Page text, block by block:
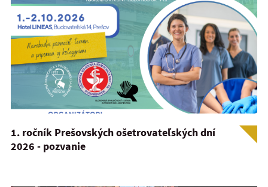
1. ročník Prešovských ošetrovateľských dní
2026 - pozvanie